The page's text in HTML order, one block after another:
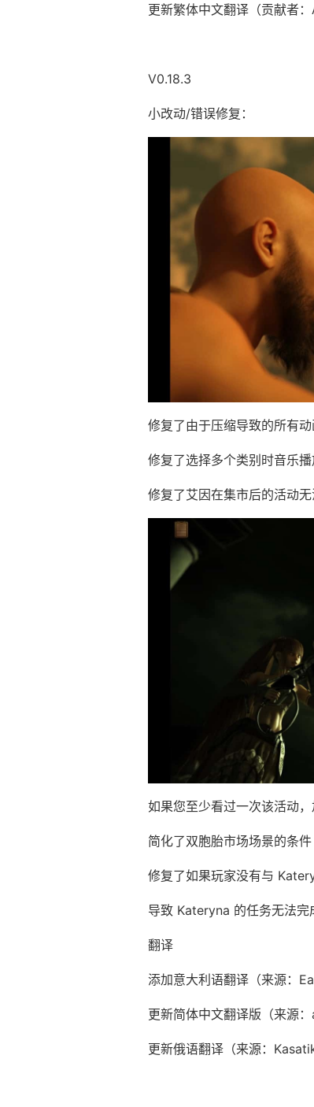
更新繁体中文翻译（贡献者：
V0.18.3
小改动/错误修复：
修复了由于压缩导致的所有
修复了选择多个类别时音乐
修复了艾因在集市后的活动无
如果您至少看过一次该活动
简化了双胞胎市场场景的条件
修复了如果玩家没有与
导致 Kateryna 的任务无法完
翻译
添加意大利语翻译（来源：
更新简体中文翻译版（来源：
更新俄语翻译（来源：Kasatik